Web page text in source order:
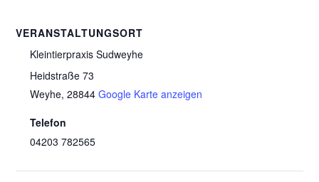
VERANSTALTUNGSORT
Kleintierpraxis Sudweyhe
Heidstraße 73
Weyhe, 28844 Google Karte anzeigen
Telefon
04203 782565